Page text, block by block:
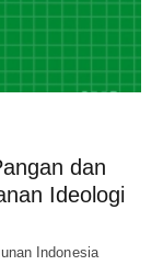
dan
Ideologi
Indonesia